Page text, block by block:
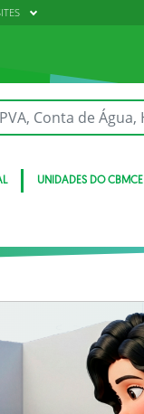
UNIDADES DO CBMCE